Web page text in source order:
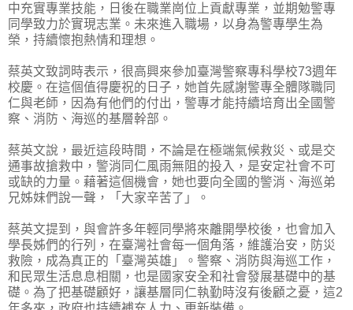
中充實專業技能，日後在職業崗位上貢獻專業，並期勉警專
同學致力於實現志業。未來進入職場，以身為警專學生為
榮，持續懷抱熱情和理想。
蔡英文致詞時表示，很高興來參加臺灣警察專科學校73週年
校慶。在這個值得慶祝的日子，她首先感謝警專全體隊職同
仁與老師，因為有他們的付出，警專才能持續培育出全國警
察、消防、海巡的基層幹部。
蔡英文說，最近這段時間，不論是在極端氣候救災、或是交
通事故搶救中，警消同仁風雨無阻的投入，是安定社會不可
或缺的力量。藉著這個機會，她也要向全國的警消、海巡弟
兄姊妹們說一聲，「大家辛苦了」。
蔡英文提到，與會許多年輕同學將來離開學校後，也會加入
學長姊們的行列，在臺灣社會每一個角落，維護治安，防災
救險，成為真正的「臺灣英雄」。警察、消防與海巡工作，
和民眾生活息息相關，也是國家安全和社會發展基礎中的基
礎。為了把基礎顧好，讓基層同仁執勤時沒有後顧之憂，這2